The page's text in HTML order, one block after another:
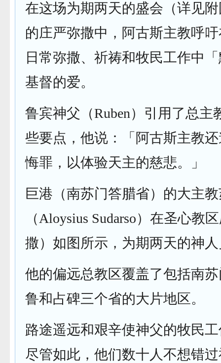
在这场为期两天的盛会（详见
的庄严弥撒中，阿古斯主教呼
日常弥撒、祈祷和牧民工作中
基督的爱。
鲁宾神父（Ruben）引用了总主
些要点，他说：「阿古斯主教
悔罪，以体验天主的慈悲。」
巨港（南苏门答腊省）的大主
（Aloysius Sudarso）在圣心教
撒）如图所示，为期两天的神
他的偏远总教区覆盖了包括南
鲁和占碑三个省的大片地区。
路途遥远和艰辛使神父的牧民
尽管如此，他们数十人不想错